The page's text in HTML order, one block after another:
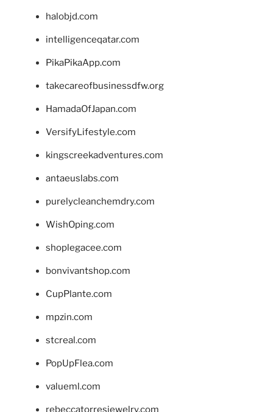
halobjd.com
intelligenceqatar.com
PikaPikaApp.com
takecareofbusinessdfw.org
HamadaOfJapan.com
VersifyLifestyle.com
kingscreekadventures.com
antaeuslabs.com
purelycleanchemdry.com
WishOping.com
shoplegacee.com
bonvivantshop.com
CupPlante.com
mpzin.com
stcreal.com
PopUpFlea.com
valueml.com
rebeccatorresjewelry.com